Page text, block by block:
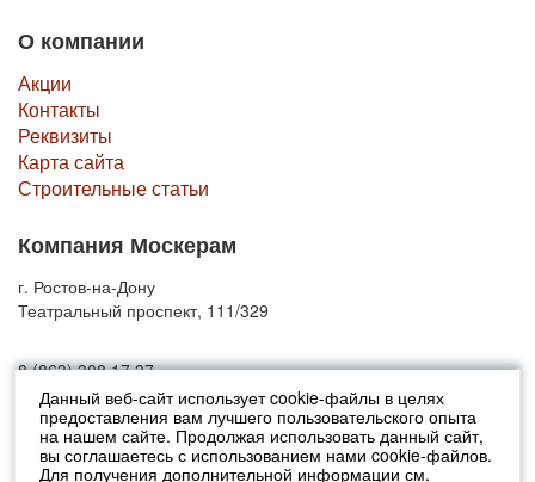
Данный веб-сайт использует cookie-файлы в целях
предоставления вам лучшего пользовательского опыта
на нашем сайте. Продолжая использовать данный сайт,
вы соглашаетесь с использованием нами cookie-файлов.
Для получения дополнительной информации см.
О компании
Акции
Контакты
Реквизиты
Карта сайта
Строительные статьи
Компания Москерам
г. Ростов-на-Дону
Театральный проспект, 111/329
8 (863) 308 17 37
© 2010-2026 Москерам
Указанные на сайте цены не являются публичной офертой (ст.435 ГК
РФ).